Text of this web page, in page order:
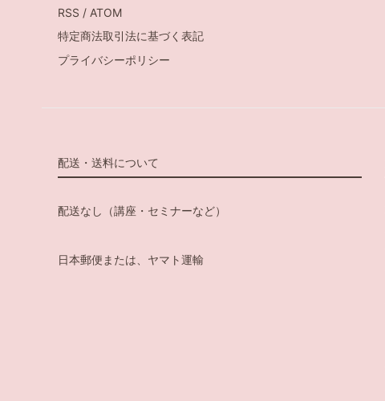
RSS / ATOM
特定商法取引法に基づく表記
プライバシーポリシー
配送・送料について
配送なし（講座・セミナーなど）
日本郵便または、ヤマト運輸